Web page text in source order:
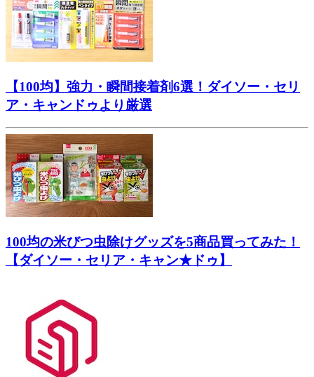
【100均】強力・瞬間接着剤6選！ダイソー・セリ
ア・キャンドゥより厳選
100均の米びつ虫除けグッズを5商品買ってみた！
【ダイソー・セリア・キャン★ドゥ】